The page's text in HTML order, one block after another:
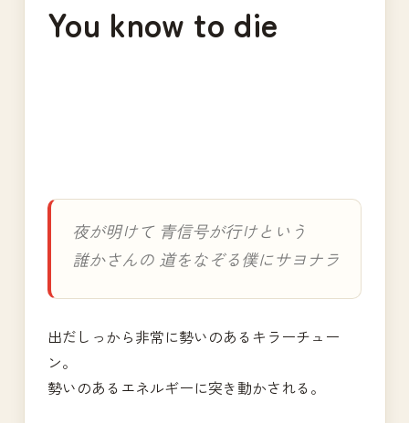
You know to die
夜が明けて 青信号が行けという
誰かさんの 道をなぞる僕にサヨナラ
出だしっから非常に勢いのあるキラーチュー
ン。
勢いのあるエネルギーに突き動かされる。